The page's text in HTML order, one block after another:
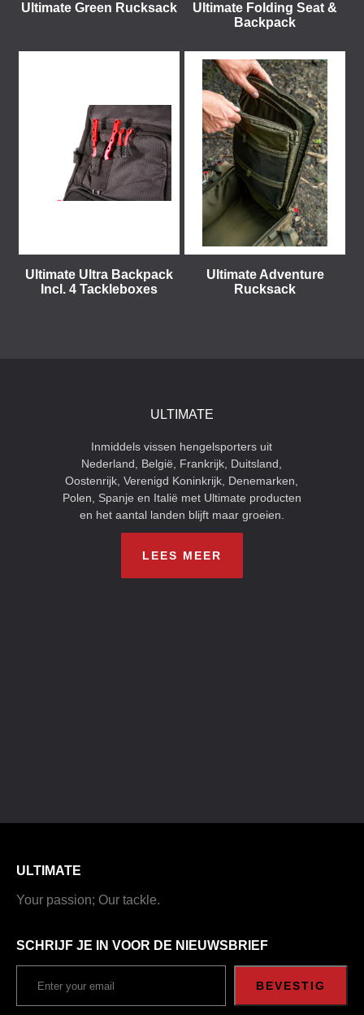
Ultimate Green Rucksack
Ultimate Folding Seat &
Backpack
Ultimate Ultra Backpack
Incl. 4 Tackleboxes
Ultimate Adventure
Rucksack
ULTIMATE
Inmiddels vissen hengelsporters uit
Nederland, België, Frankrijk, Duitsland,
Oostenrijk, Verenigd Koninkrijk, Denemarken,
Polen, Spanje en Italië met Ultimate producten
en het aantal landen blijft maar groeien.
LEES MEER
ULTIMATE
Your passion; Our tackle.
SCHRIJF JE IN VOOR DE NIEUWSBRIEF
BEVESTIG